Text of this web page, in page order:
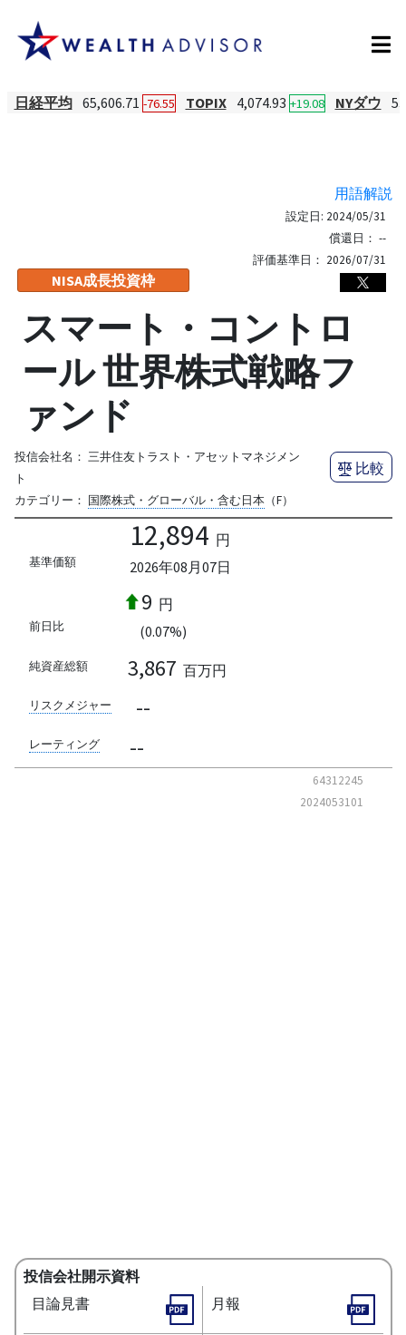
日経平均 65,606.71 -76.55 TOPIX 4,074.93 +19.08 NYダウ
用語解説
NISA成長投資枠
設定日: 2024/05/31
償還日： --
評価基準日： 2026/07/31
スマート・コントロ
ール 世界株式戦略フ
ァンド
投信会社名： 三井住友トラスト・アセットマネジメン
ト
カテゴリー： 国際株式・グローバル・含む日本（F）
比較
基準価額
12,894 円
2026年08月07日
前日比
9 円
(0.07%)
純資産総額 3,867 百万円
リスクメジャー --
レーティング --
64312245
2024053101
投信会社開示資料
目論見書
月報